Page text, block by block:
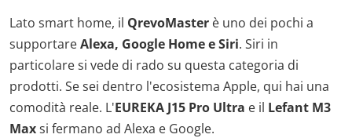
Lato smart home, il QrevoMaster è uno dei pochi a
supportareAlexa, Google Home e Siri. Siri in
particolare si vede di rado su questa categoria di
prodotti. Se sei dentro l'ecosistema Apple, qui hai una
comodità reale. L'EUREKA J15 Pro Ultra e il Lefant M3
Maxsi fermano ad Alexa e Google.